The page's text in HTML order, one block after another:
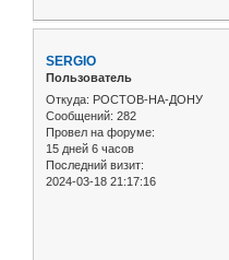
SERGIO
Пользователь
Откуда: РОСТОВ-НА-ДОНУ
Сообщений: 282
Провел на форуме:
15 дней 6 часов
Последний визит:
2024-03-18 21:17:16